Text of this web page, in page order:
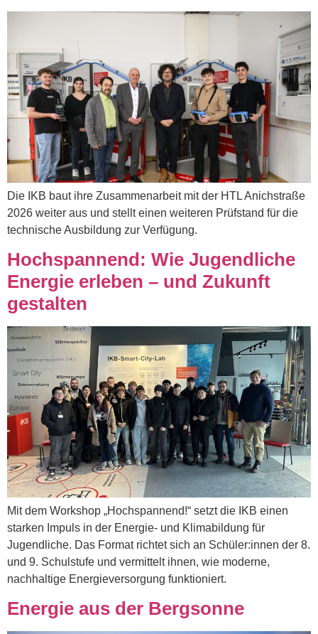
Die IKB baut ihre Zusammenarbeit mit der HTL Anichstraße
2026 weiter aus und stellt einen weiteren Prüfstand für die
technische Ausbildung zur Verfügung.
Hochspannend: Wie Jugendliche
Energie erleben – und Zukunft
gestalten
Mit dem Workshop „Hochspannend!“ setzt die IKB einen
starken Impuls in der Energie- und Klimabildung für
Jugendliche. Das Format richtet sich an Schüler:innen der 8.
und 9. Schulstufe und vermittelt ihnen, wie moderne,
nachhaltige Energieversorgung funktioniert.
Energie aus der Bergsonne